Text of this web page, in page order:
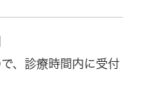
、診療時間内に受付